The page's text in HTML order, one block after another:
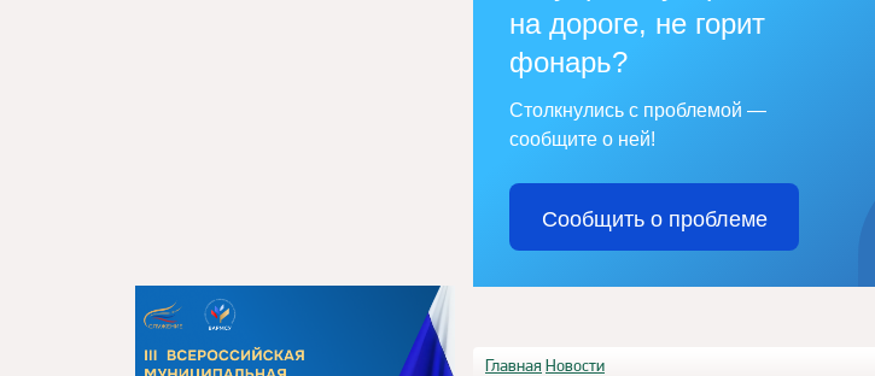
на дороге, не горит
фонарь?
Столкнулись с проблемой —
сообщите о ней!
Сообщить о проблеме
Главная Новости